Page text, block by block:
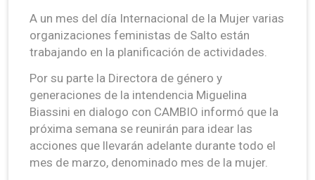
A un mes del día Internacional de la Mujer varias
organizaciones feministas de Salto están
trabajando en la planificación de actividades.
Por su parte la Directora de género y
generaciones de la intendencia Miguelina
Biassini en dialogo con CAMBIO informó que la
próxima semana se reunirán para idear las
acciones que llevarán adelante durante todo el
mes de marzo, denominado mes de la mujer.